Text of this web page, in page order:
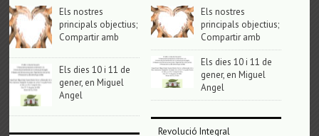
Els nostres
principals objectius;
Compartir amb
Els dies 10 i 11 de
gener, en Miguel
Angel
Els nostres
principals objectius;
Compartir amb
Els dies 10 i 11 de
gener, en Miguel
Angel
Revolució Integral